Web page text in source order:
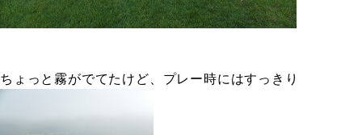
ちょっと霧がでてたけど、プレー時にはすっきり